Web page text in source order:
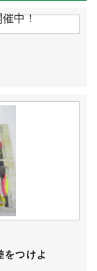
をつけよ